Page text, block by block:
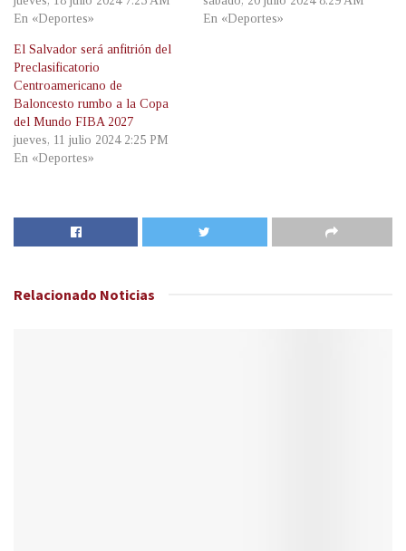
En «Deportes»
En «Deportes»
El Salvador será anfitrión del
Preclasificatorio
Centroamericano de
Baloncesto rumbo a la Copa
del Mundo FIBA 2027
jueves, 11 julio 2024 2:25 PM
En «Deportes»
Relacionado Noticias